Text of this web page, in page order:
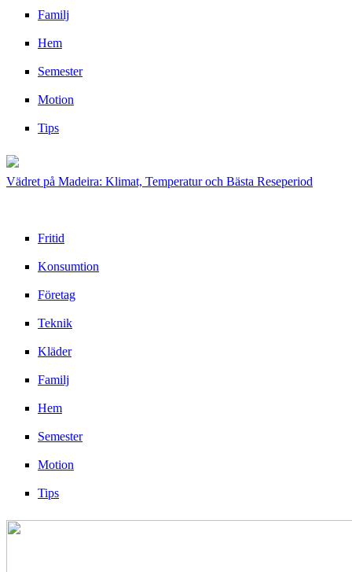
Familj
Hem
Semester
Motion
Tips
Vädret på Madeira: Klimat, Temperatur och Bästa Reseperiod
Fritid
Konsumtion
Företag
Teknik
Kläder
Familj
Hem
Semester
Motion
Tips